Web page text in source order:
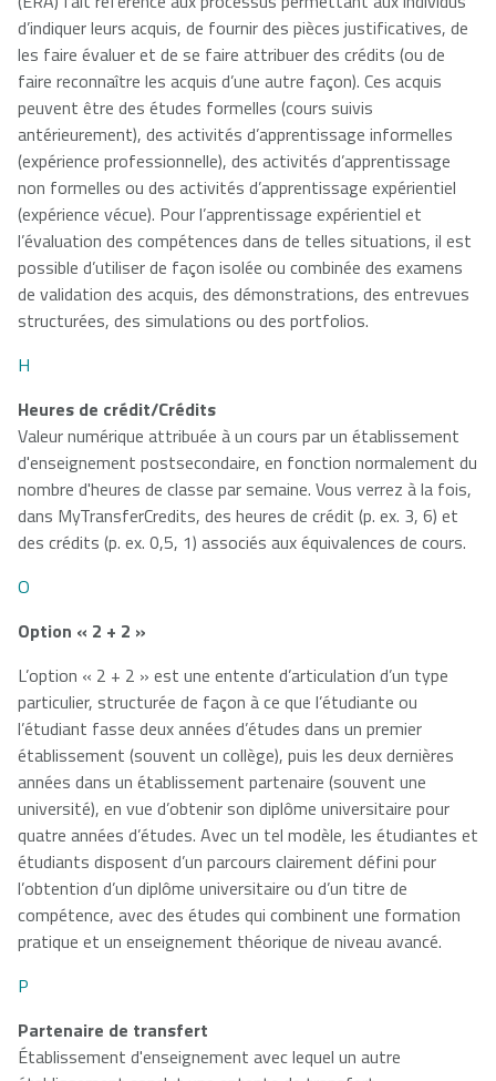
d’indiquer leurs acquis, de fournir des pièces justificatives, de
les faire évaluer et de se faire attribuer des crédits (ou de
faire reconnaître les acquis d’une autre façon). Ces acquis
peuvent être des études formelles (cours suivis
antérieurement), des activités d’apprentissage informelles
(expérience professionnelle), des activités d’apprentissage
non formelles ou des activités d’apprentissage expérientiel
(expérience vécue). Pour l’apprentissage expérientiel et
l’évaluation des compétences dans de telles situations, il est
possible d’utiliser de façon isolée ou combinée des examens
de validation des acquis, des démonstrations, des entrevues
structurées, des simulations ou des portfolios.
H
Heures de crédit/Crédits
Valeur numérique attribuée à un cours par un établissement
d'enseignement postsecondaire, en fonction normalement du
nombre d'heures de classe par semaine. Vous verrez à la fois,
dans MyTransferCredits, des heures de crédit (p. ex. 3, 6) et
des crédits (p. ex. 0,5, 1) associés aux équivalences de cours.
O
Option « 2 + 2 »
L’option « 2 + 2 » est une entente d’articulation d’un type
particulier, structurée de façon à ce que l’étudiante ou
l’étudiant fasse deux années d’études dans un premier
établissement (souvent un collège), puis les deux dernières
années dans un établissement partenaire (souvent une
université), en vue d’obtenir son diplôme universitaire pour
quatre années d’études. Avec un tel modèle, les étudiantes et
étudiants disposent d’un parcours clairement défini pour
l’obtention d’un diplôme universitaire ou d’un titre de
compétence, avec des études qui combinent une formation
pratique et un enseignement théorique de niveau avancé.
P
Partenaire de transfert
Établissement d'enseignement avec lequel un autre